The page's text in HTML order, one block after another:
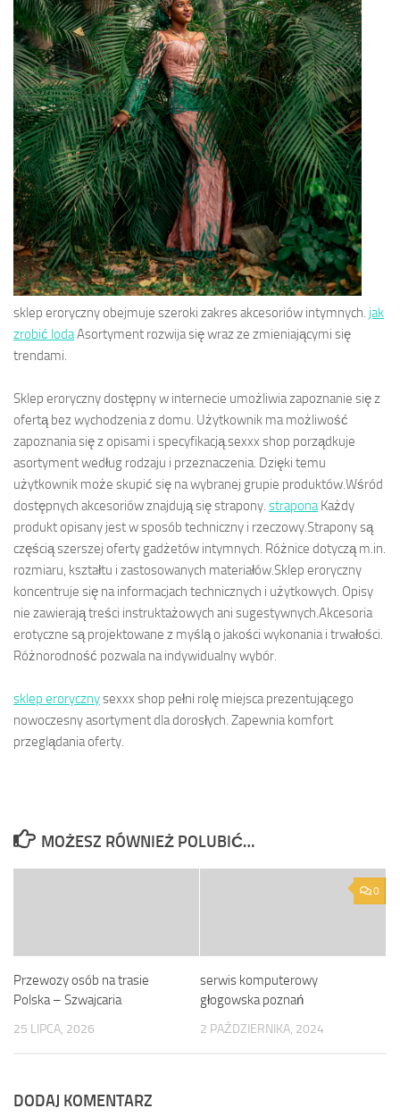
sklep eroryczny obejmuje szeroki zakres akcesoriów intymnych. jak
zrobić lodaAsortyment rozwija się wraz ze zmieniającymi się
trendami.
Sklep eroryczny dostępny w internecie umożliwia zapoznanie się z
ofertą bez wychodzenia z domu. Użytkownik ma możliwość
zapoznania się z opisami i specyfikacją.sexxx shop porządkuje
asortyment według rodzaju i przeznaczenia. Dzięki temu
użytkownik może skupić się na wybranej grupie produktów.Wśród
dostępnych akcesoriów znajdują się strapony. straponaKażdy
produkt opisany jest w sposób techniczny i rzeczowy.Strapony są
częścią szerszej oferty gadżetów intymnych. Różnice dotyczą m.in.
rozmiaru, kształtu i zastosowanych materiałów.Sklep eroryczny
koncentruje się na informacjach technicznych i użytkowych. Opisy
nie zawierają treści instruktażowych ani sugestywnych.Akcesoria
erotyczne są projektowane z myślą o jakości wykonania i trwałości.
Różnorodność pozwala na indywidualny wybór.
sklep erorycznysexxx shop pełni rolę miejsca prezentującego
nowoczesny asortyment dla dorosłych. Zapewnia komfort
przeglądania oferty.
MOŻESZ RÓWNIEŻ POLUBIĆ…
Przewozy osób na trasie
Polska – Szwajcaria
25 LIPCA, 2026
0
serwis komputerowy
głogowska poznań
2 PAŹDZIERNIKA, 2024
DODAJ KOMENTARZ